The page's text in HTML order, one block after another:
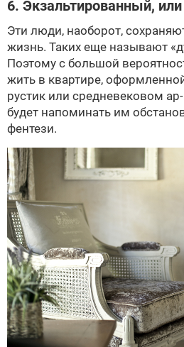
6. Экзальтированный,
Эти люди, наоборот,
жизнь. Таких еще называют
Поэтому с большой
жить в квартире,
рустик или средневековом
будет напоминать им
фентези.